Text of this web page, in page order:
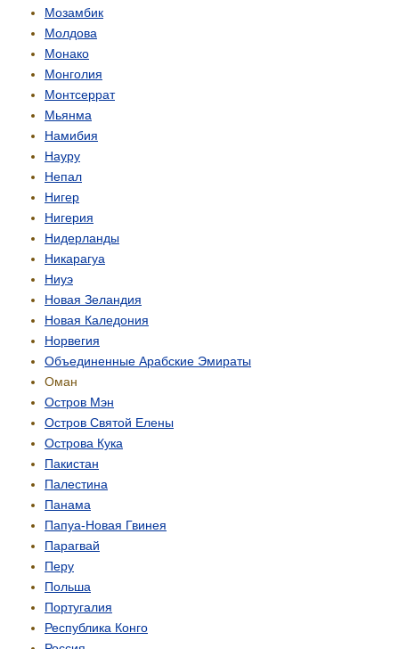
Мозамбик
Молдова
Монако
Монголия
Монтсеррат
Мьянма
Намибия
Науру
Непал
Нигер
Нигерия
Нидерланды
Никарагуа
Ниуэ
Новая Зеландия
Новая Каледония
Норвегия
Объединенные Арабские Эмираты
Оман
Остров Мэн
Остров Святой Елены
Острова Кука
Пакистан
Палестина
Панама
Папуа-Новая Гвинея
Парагвай
Перу
Польша
Португалия
Республика Конго